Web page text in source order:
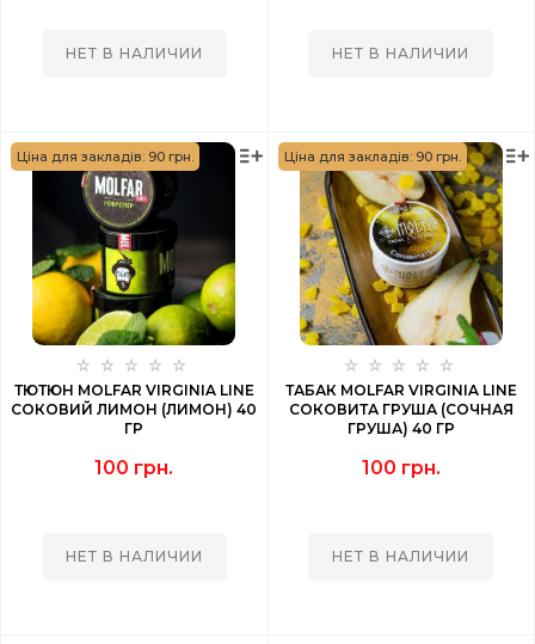
НЕТ В НАЛИЧИИ НЕТ В НАЛИЧИИ
Ціна для закладів: 90 грн.
ТЮТЮН MOLFAR VIRGINIA LINE
СОКОВИЙ ЛИМОН (ЛИМОН) 40
ГР
100 грн.
НЕТ В НАЛИЧИИ
Ціна для закладів: 90 грн.
ТАБАК MOLFAR VIRGINIA LINE
СОКОВИТА ГРУША (СОЧНАЯ
ГРУША) 40 ГР
100 грн.
НЕТ В НАЛИЧИИ